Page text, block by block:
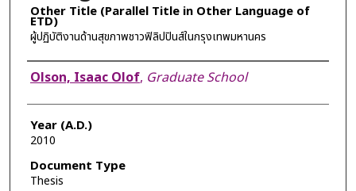
Other Title (Parallel Title in Other Language of
ETD)
ผู้ปฏิบัติงานด้านสุขภาพชาวฟิลิปปินส์ในกรุงเทพมหานคร
Author
Olson, Isaac Olof, Graduate School
Year (A.D.)
2010
Document Type
Thesis